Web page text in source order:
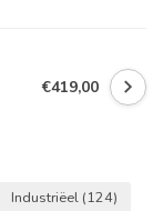
€419,00
Industriëel (124)